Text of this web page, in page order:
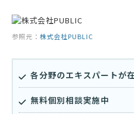
参照元： 株式会社PUBLIC
各分野のエキスパートが
無料個別相談実施中